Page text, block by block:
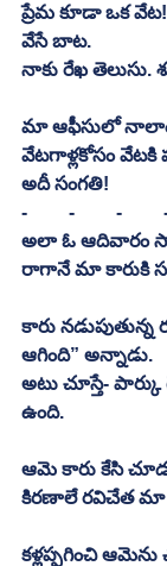
ప్రేమ కూడా ఒక వేట!
వేసే బాట.
నాకు రేఖ
మా ఆఫీసులో
వేటగాళ్లకోసం వేటకి
అదీ సంగతి!
అలా ఓ ఆదివారం
రాగానే మా కారుకి
కారు
ఆగింది” అన్నాడు.
అటు చూస్తే-
ఉంది.
ఆమె కారు కేసి
కిరణాలే రవిచేత మా
కళ్లప్పగించి